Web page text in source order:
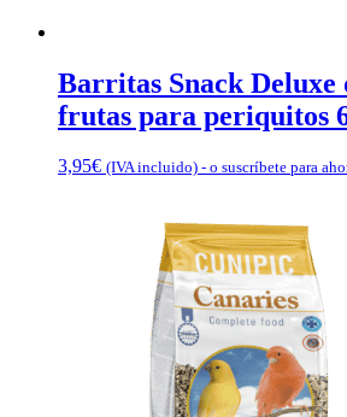
Barritas Snack Deluxe
frutas para periquitos
3,95€ (IVA incluido) - o suscríbete para